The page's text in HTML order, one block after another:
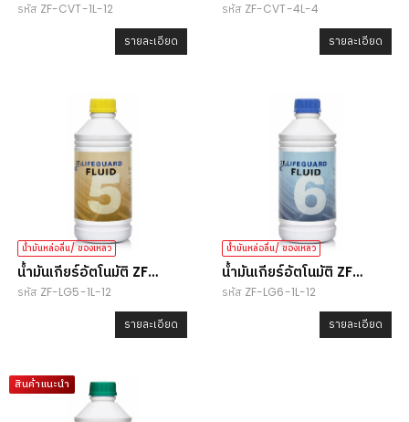
ไลฟ์การ์ด CVT
รหัส ZF-CVT-1L-12
รายละเอียด
ไลฟ์การ์ด CVT
รหัส ZF-CVT-4L-4
รายละเอียด
น้ำมันหล่อลื่น/ ของเหลว
น้ำมันเกียร์อัตโนมัติ ZF
Lifeguard Fluid 5
รหัส ZF-LG5-1L-12
รายละเอียด
น้ำมันหล่อลื่น/ ของเหลว
น้ำมันเกียร์อัตโนมัติ ZF
Lifeguard Fluid 6
รหัส ZF-LG6-1L-12
รายละเอียด
สินค้าแนะนำ